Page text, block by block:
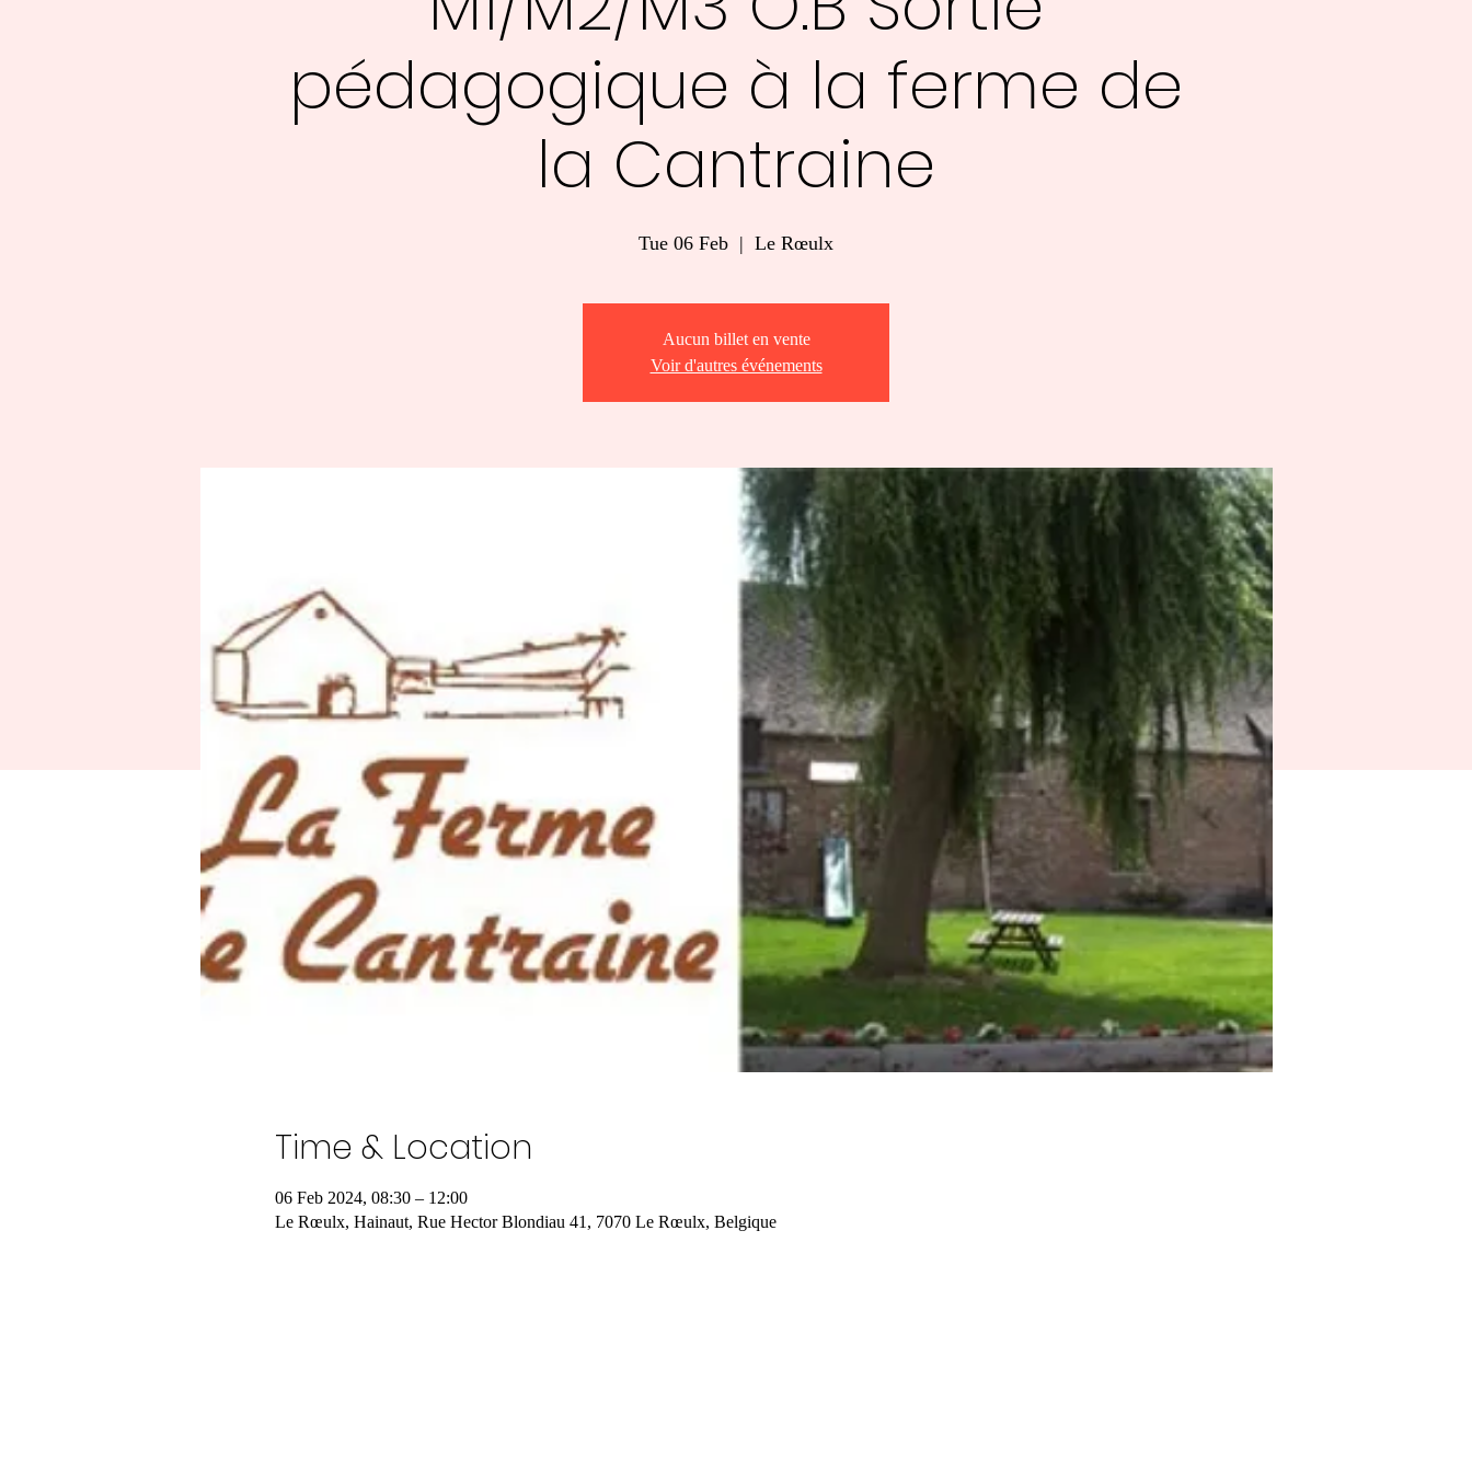
pédagogique à la ferme de
la Cantraine
Tue 06 Feb
  |
Le Rœulx
Aucun billet en vente
Voir d'autres événements
Time & Location
06 Feb 2024, 08:30 – 12:00
Le Rœulx, Hainaut, Rue Hector Blondiau 41, 7070 Le Rœulx, Belgique